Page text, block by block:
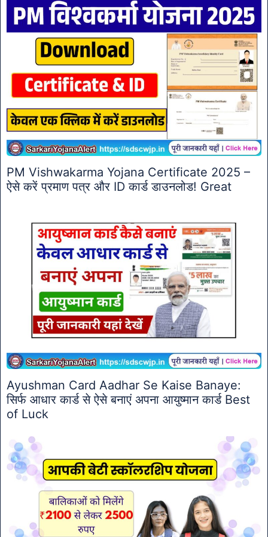
PM Vishwakarma Yojana Certificate 2025 –
ऐसे करें प्रमाण पत्र और ID कार्ड डाउनलोड! Great
Ayushman Card Aadhar Se Kaise Banaye:
सिर्फ आधार कार्ड से ऐसे बनाएं अपना आयुष्मान कार्ड Best
of Luck